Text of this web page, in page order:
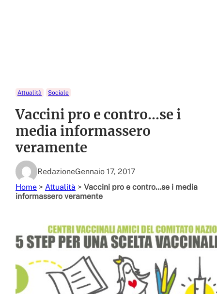
Attualità Sociale
Vaccini pro e contro…se i
media informassero
veramente
RedazioneGennaio 17, 2017
Home > Attualità > Vaccini pro e contro…se i media
informassero veramente